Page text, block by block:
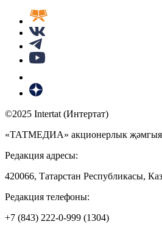
©2025 Intertat (Интертат)
«ТАТМЕДИА» акционерлык
Редакция адресы:
420066, Татарстан Республикасы,
Редакция телефоны:
+7 (843) 222-0-999 (1304)